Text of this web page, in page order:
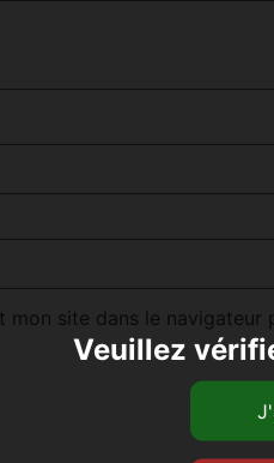
mon site dans le
Veuillez